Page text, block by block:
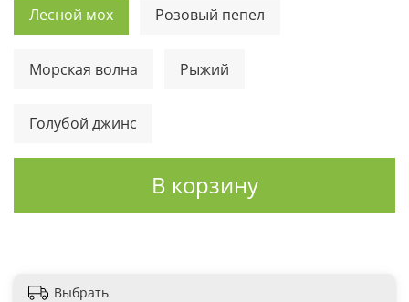
В корзину
Лесной мох
Розовый пепел
Морская волна Рыжий
Голубой джинс
Выбрать